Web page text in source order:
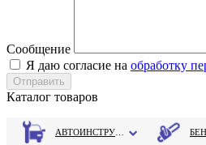
Сообщение
Я даю согласие на обработку
Каталог товаров